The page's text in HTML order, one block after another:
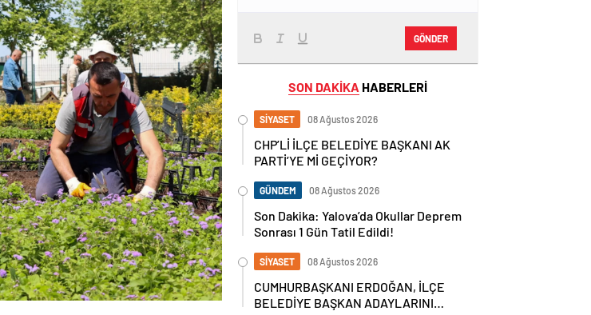
GÖNDER
SON DAKİKA HABERLERİ
SİYASET 08 Ağustos 2026
CHP’Lİ İLÇE BELEDİYE BAŞKANI AK
PARTİ’YE Mİ GEÇİYOR?
GÜNDEM 08 Ağustos 2026
Son Dakika: Yalova’da Okullar Deprem
Sonrası 1 Gün Tatil Edildi!
SİYASET 08 Ağustos 2026
CUMHURBAŞKANI ERDOĞAN, İLÇE
BELEDİYE BAŞKAN ADAYLARINI